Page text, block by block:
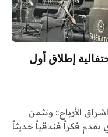
إطلاق أول
الأرباح:: وتثمن
فكراً فندقياً حديثاً